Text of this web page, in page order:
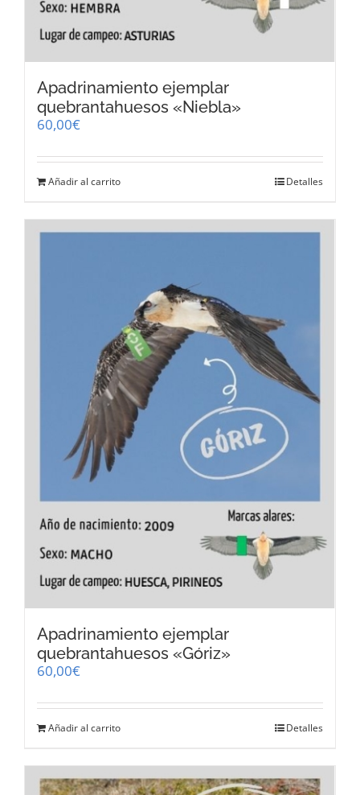
Apadrinamiento ejemplar
quebrantahuesos «Niebla»
60,00€
Añadir al carrito Detalles
Apadrinamiento ejemplar
quebrantahuesos «Góriz»
60,00€
Añadir al carrito Detalles